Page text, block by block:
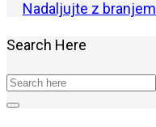
Nadaljujte z branjem
Search Here